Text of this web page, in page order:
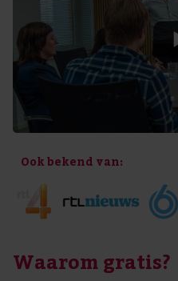
Ook bekend van:
Waarom gratis?